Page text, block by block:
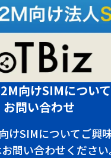
向けSIMについて
お問い合わせ
けSIMについてご興
問い合わせください